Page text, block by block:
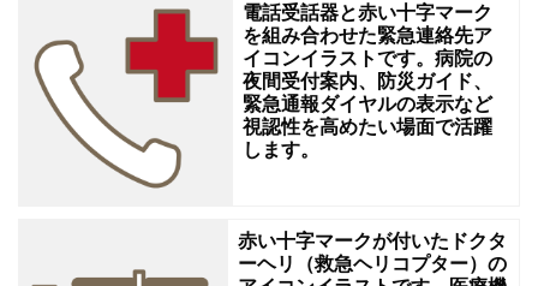
素
材
ど、
電話受話器と赤い十字マーク
を組み合わせた緊急連絡先ア
イコンイラストです。病院の
夜間受付案内、防災ガイド、
緊急通報ダイヤルの表示など
視認性を高めたい場面で活躍
します。
赤い十字マークが付いたドクタ
ーヘリ（救急ヘリコプター）の